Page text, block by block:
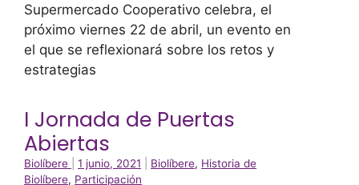
Supermercado Cooperativo celebra, el
próximo viernes 22 de abril, un evento en
el que se reflexionará sobre los retos y
estrategias
I Jornada de Puertas
Abiertas
Biolíbere 1 junio, 2021 Biolíbere, Historia de
Biolíbere, Participación